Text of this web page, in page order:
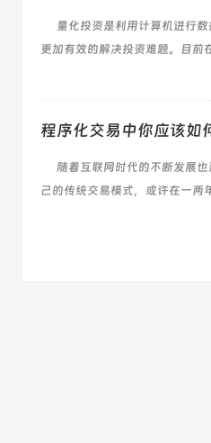
量化投资是利用计算机进行数
更加有效的解决投资难题。目前
程序化交易中你应该如
随着互联网时代的不断发展也
己的传统交易模式，或许在一两